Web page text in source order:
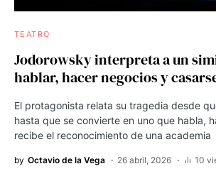
TEATRO
Jodorowsky interpreta a un
hablar, hacer negocios y
El protagonista relata su tragedia desde
hasta que se convierte en uno que habla,
recibe el reconocimiento de una academia
by Octavio de la Vega 26 abril, 2026 10